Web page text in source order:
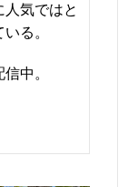
気ではと
る。
中。